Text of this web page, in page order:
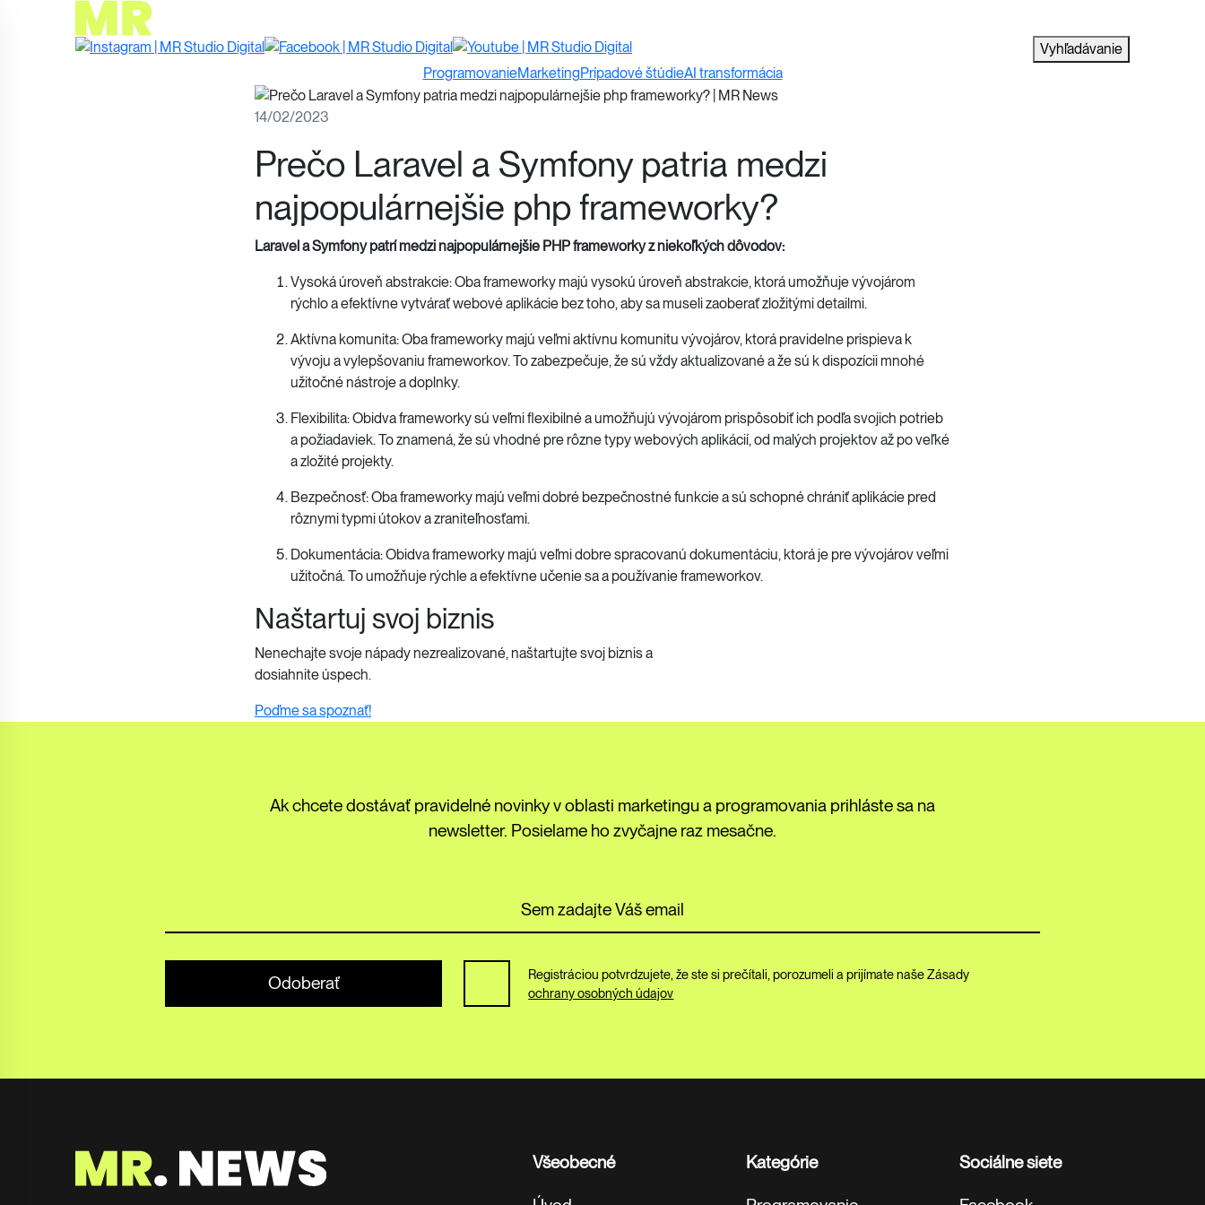
Vyhľadávanie
ProgramovanieMarketingPrípadové štúdieAI transformácia
14/02/2023
Prečo Laravel a Symfony patria medzi
najpopulárnejšie php frameworky?
Laravel a Symfony patrí medzi najpopulárnejšie PHP frameworky z niekoľkých dôvodov:
Vysoká úroveň abstrakcie: Oba frameworky majú vysokú úroveň abstrakcie, ktorá umožňuje vývojárom
rýchlo a efektívne vytvárať webové aplikácie bez toho, aby sa museli zaoberať zložitými detailmi.
Aktívna komunita: Oba frameworky majú veľmi aktívnu komunitu vývojárov, ktorá pravidelne prispieva k
vývoju a vylepšovaniu frameworkov. To zabezpečuje, že sú vždy aktualizované a že sú k dispozícii mnohé
užitočné nástroje a doplnky.
Flexibilita: Obidva frameworky sú veľmi flexibilné a umožňujú vývojárom prispôsobiť ich podľa svojich potrieb
a požiadaviek. To znamená, že sú vhodné pre rôzne typy webových aplikácií, od malých projektov až po veľké
a zložité projekty.
Bezpečnosť: Oba frameworky majú veľmi dobré bezpečnostné funkcie a sú schopné chrániť aplikácie pred
rôznymi typmi útokov a zraniteľnosťami.
Dokumentácia: Obidva frameworky majú veľmi dobre spracovanú dokumentáciu, ktorá je pre vývojárov veľmi
užitočná. To umožňuje rýchle a efektívne učenie sa a používanie frameworkov.
Naštartuj svoj biznis
Nenechajte svoje nápady nezrealizované, naštartujte svoj biznis a
dosiahnite úspech.
Poďme sa spoznať!
Ak chcete dostávať pravidelné novinky v oblasti marketingu a programovania prihláste sa na
newsletter. Posielame ho zvyčajne raz mesačne.
Registráciou potvrdzujete, že ste si prečítali, porozumeli a prijímate naše Zásady
ochrany osobných údajov
Všeobecné Kategórie Sociálne siete